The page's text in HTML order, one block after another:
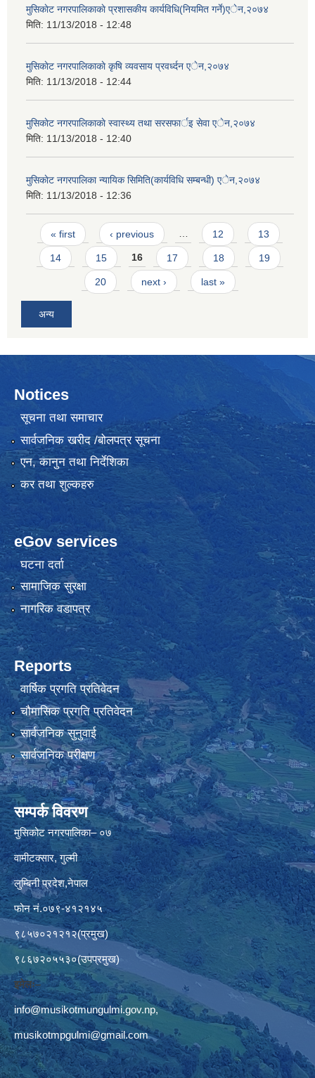
मुसिकाेट नगरपालिकाकाे प्रशासकीय कार्यविधि(नियमित गर्ने)एेन,२०७४
मिति: 11/13/2018 - 12:48
मुसिकाेट नगरपालिकाकाे कृषि व्यवसाय प्रवर्ध्दन एेन,२०७४
मिति: 11/13/2018 - 12:44
मुसिकाेट नगरपालिकाकाे स्वास्थ्य तथा सरसफार्इ सेवा एेन,२०७४
मिति: 11/13/2018 - 12:40
मुसिकाेट नगरपालिका न्यायिक सिमिति(कार्यविधि सम्बन्धी) एेन,२०७४
मिति: 11/13/2018 - 12:36
Pages
« first ‹ previous … 12 13
14 15 16 17 18 19
20 next › last »
अन्य
Notices
सूचना तथा समाचार
सार्वजनिक खरीद /बोलपत्र सूचना
एन, कानुन तथा निर्देशिका
कर तथा शुल्कहरु
eGov services
घटना दर्ता
सामाजिक सुरक्षा
नागरिक वडापत्र
Reports
वार्षिक प्रगति प्रतिवेदन
चौमासिक प्रगति प्रतिवेदन
सार्वजनिक सुनुवाई
सार्वजनिक परीक्षण
सम्पर्क विवरण
मुसिकोट नगरपालिका– ०७
वामीटक्सार, गुल्मी
लुम्बिनी प्रदेश,नेपाल
फोन नं.०७९-४१२१४५
९८५७०२१२१२(प्रमुख)
९८६७२०५५३०(उपप्रमुख)
इमेलः–
info@musikotmungulmi.gov.np,
musikotmpgulmi@gmail.com